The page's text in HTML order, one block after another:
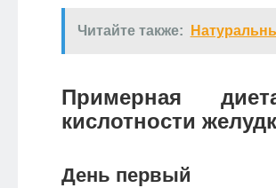
Читайте также:
Примерная
кислотности
День первый